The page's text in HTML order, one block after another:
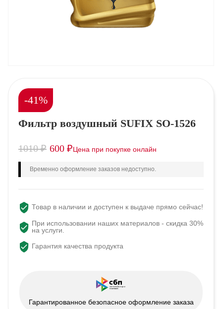
-41%
Фильтр воздушный SUFIX SO-1526
1010₽ 600 ₽
Временно оформление заказов недоступно.
Товар в наличии и доступен к выдаче прямо сейчас!
При использовании наших материалов - скидка 30%
на услуги.
Гарантия качества продукта
Гарантированное безопасное оформление заказа